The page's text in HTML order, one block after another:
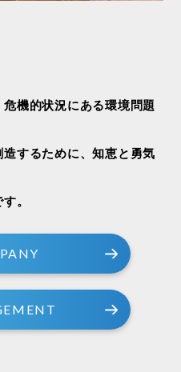
機的状況にある環境問題
するために、知恵と勇気
。